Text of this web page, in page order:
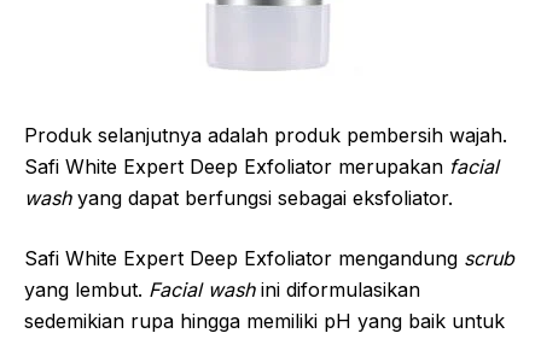
Produk selanjutnya adalah produk pembersih wajah.
Safi White Expert Deep Exfoliator merupakan facial
wash yang dapat berfungsi sebagai eksfoliator.
Safi White Expert Deep Exfoliator mengandung scrub
yang lembut. Facial wash ini diformulasikan
sedemikian rupa hingga memiliki pH yang baik untuk